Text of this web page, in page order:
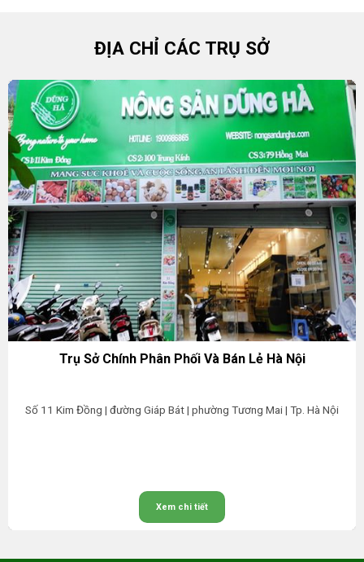
ĐỊA CHỈ CÁC TRỤ SỞ
Trụ Sở Chính Phân Phối Và Bán Lẻ Hà Nội
Số 11 Kim Đồng | đường Giáp Bát | phường Tương Mai | Tp. Hà Nội
Xem chi tiết